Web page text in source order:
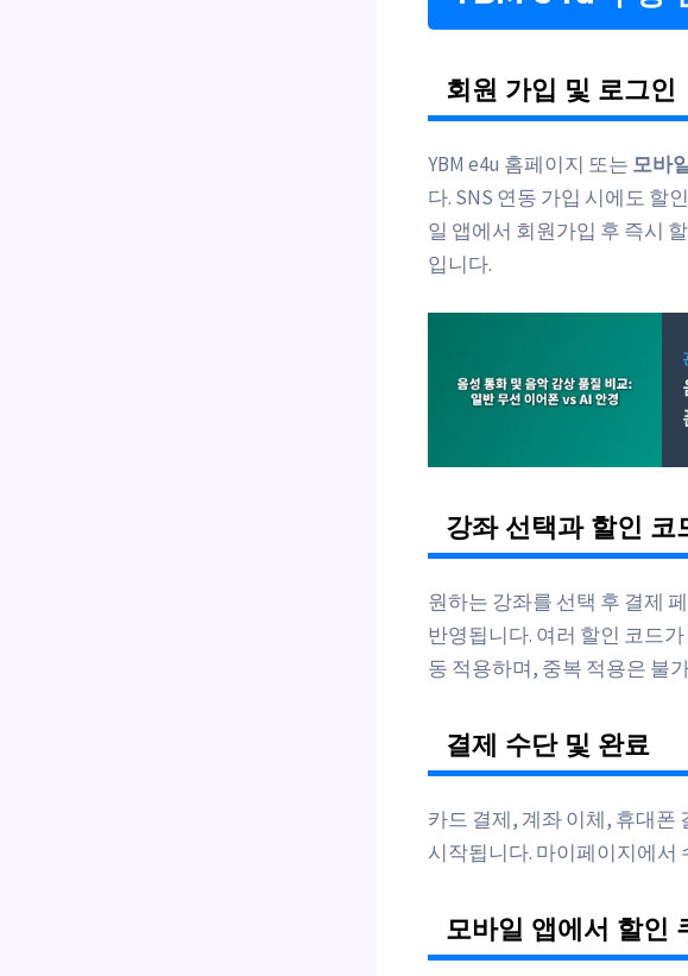
회원 가입 및 로그인
YBM e4u 홈페이지 또는 모바
다. SNS 연동 가입 시에도 할
일 앱에서 회원가입 후 즉시
입니다.
강좌 선택과 할인 코
원하는 강좌를 선택 후 결제
반영됩니다. 여러 할인 코드
동 적용하며, 중복 적용은 불
결제 수단 및 완료
카드 결제, 계좌 이체, 휴대폰
시작됩니다. 마이페이지에서
모바일 앱에서 할인